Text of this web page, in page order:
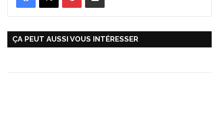
ÇA PEUT AUSSI VOUS INTÉRESSER